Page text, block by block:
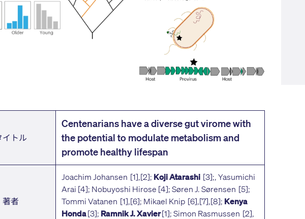
イトル
Centenarians have a diverse gut virome with
the potential to modulate metabolism and
promote healthy lifespan
著者
Joachim Johansen [1],[2]; Koji Atarashi [3];, Yasumichi
Arai [4]; Nobuyoshi Hirose [4]; Søren J. Sørensen [5];
Tommi Vatanen [1],[6]; Mikael Knip [6],[7],[8]; Kenya
Honda[3]; Ramnik J. Xavier[1]; Simon Rasmussen [2],